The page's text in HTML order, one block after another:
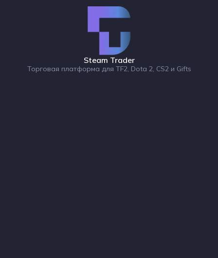
Steam Trader
Торговая платформа для TF2, Dota 2, CS2 и Gifts